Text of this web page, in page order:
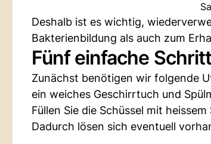
Deshalb ist es wichtig,
Bakterienbildung als auch zum
Fünf einfache
Zunächst benötigen wir folgende
ein weiches Geschirrtuch und
Füllen Sie die Schüssel mit
Dadurch lösen sich eventuell